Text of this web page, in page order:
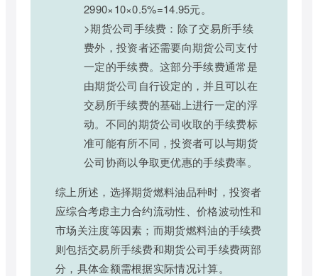
2990×10×0.5%=14.95元。
>期货公司手续费：除了交易所手续
费外，投资者还需要向期货公司支付
一定的手续费。这部分手续费通常是
由期货公司自行设定的，并且可以在
交易所手续费的基础上进行一定的浮
动。不同的期货公司收取的手续费标
准可能有所不同，投资者可以与期货
公司协商以争取更优惠的手续费率。
综上所述，选择期货燃料油品种时，投资者
应综合考虑主力合约流动性、价格波动性和
市场关注度等因素；而期货燃料油的手续费
则包括交易所手续费和期货公司手续费两部
分，具体金额需根据实际情况计算。